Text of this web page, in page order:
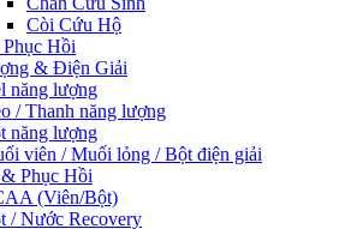
Còi Cứu Hộ
Hồi
& Điện Giải
năng lượng
/ Thanh năng lượng
năng lượng
viên / Muối lỏng / Bột điện giải
Phục Hồi
(Viên/Bột)
/ Nước Recovery